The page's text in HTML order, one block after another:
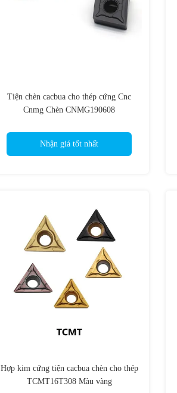
Tiện chèn cacbua cho thép cứng Cnc
Cnmg Chèn CNMG190608
Nhận giá tốt nhất
Hợp kim cứng tiện cacbua chèn cho thép
TCMT16T308 Màu vàng